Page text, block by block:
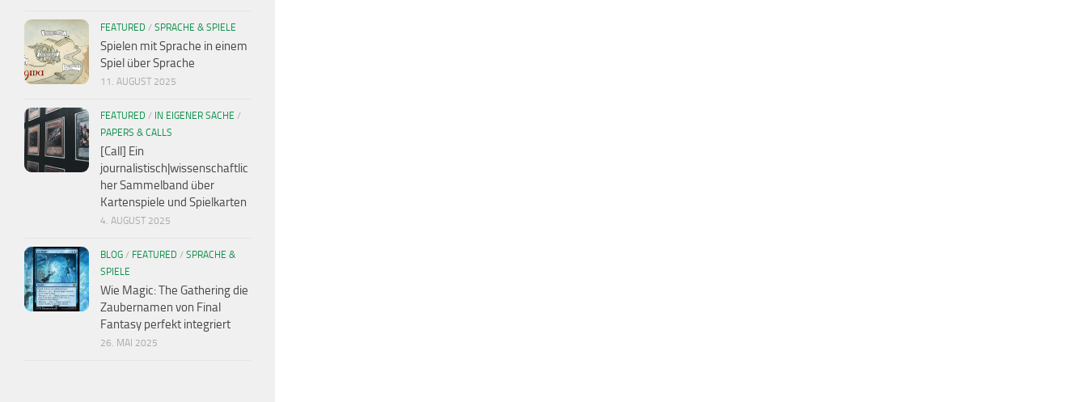
FEATURED / SPRACHE & SPIELE
Spielen mit Sprache in einem
Spiel über Sprache
11. AUGUST 2025
FEATURED / IN EIGENER SACHE /
PAPERS & CALLS
[Call] Ein
journalistisch|wissenschaftlic
her Sammelband über
Kartenspiele und Spielkarten
4. AUGUST 2025
BLOG / FEATURED / SPRACHE &
SPIELE
Wie Magic: The Gathering die
Zaubernamen von Final
Fantasy perfekt integriert
26. MAI 2025